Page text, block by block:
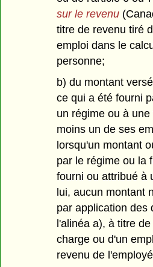
sur le revenu
titre de revenu tiré
emploi dans le
personne;
b) du montant
ce qui a été fourni
un régime ou à
moins un de ses
lorsqu'un montant
par le régime ou la
fourni ou attribué à
lui, aucun montant
par application des
l'alinéa a), à titre
charge ou d'un
revenu de